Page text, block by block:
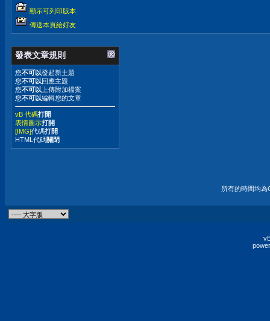
顯示可列印版本
傳送本頁給好友
發表文章規則
您不可以發起新主題
您不可以回應主題
您不可以 上傳附加檔案
您不可以編輯您的文章
vB 代碼打開
表情圖示打開
[IMG]代碼打開
HTML代碼關閉
所有的時間均為